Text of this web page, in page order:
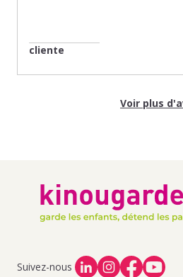
cliente
Voir plus
Suivez-nous